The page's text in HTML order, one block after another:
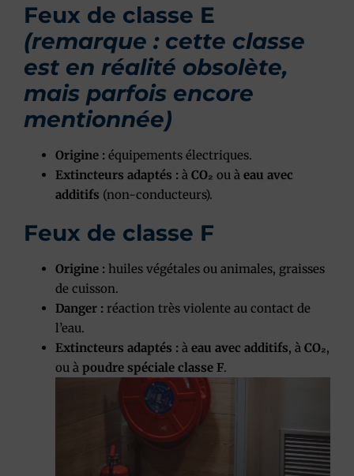
Feux de classe E
(remarque : cette classe
est en réalité obsolète,
mais parfois encore
mentionnée)
Origine : équipements électriques.
Extincteurs adaptés : à CO₂ ou à eau avec
additifs (non-conducteurs).
Feux de classe F
Origine : huiles végétales ou animales, graisses
de cuisson.
Danger : réaction très violente au contact de
l’eau.
Extincteurs adaptés : à eau avec additifs, à CO₂,
ou à poudre spéciale classe F.